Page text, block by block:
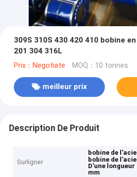
309S 310S 430 420 410 bobine
201 304 316L
Prix：Negotiate MOQ：10 tonnes
meilleur prix
Description De Produit
Surligner
bobine de
bobine de
D'une
mm